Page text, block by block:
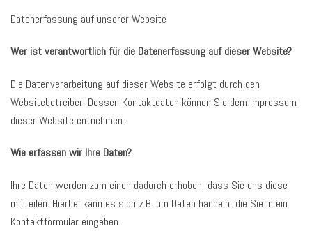
Datenerfassung auf unserer Website
Wer ist verantwortlich für die Datenerfassung auf dieser Website?
Die Datenverarbeitung auf dieser Website erfolgt durch den
Websitebetreiber. Dessen Kontaktdaten können Sie dem Impressum
dieser Website entnehmen.
Wie erfassen wir Ihre Daten?
Ihre Daten werden zum einen dadurch erhoben, dass Sie uns diese
mitteilen. Hierbei kann es sich z.B. um Daten handeln, die Sie in ein
Kontaktformular eingeben.